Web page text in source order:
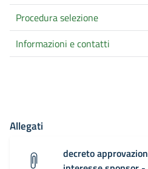
Procedura selezione
Informazioni e contatti
Allegati
decreto